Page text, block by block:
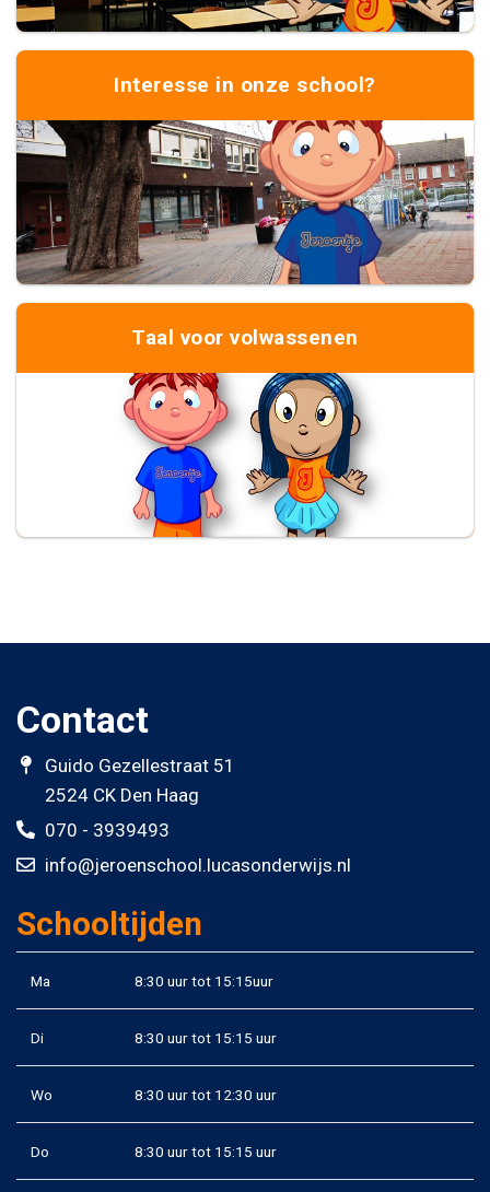
Interesse in onze school?
Taal voor volwassenen
Contact
Guido Gezellestraat 51
2524 CK Den Haag
070 - 3939493
info@jeroenschool.lucasonderwijs.nl
Schooltijden
Ma 8:30 uur tot 15:15uur
Di 8:30 uur tot 15:15 uur
Wo 8:30 uur tot 12:30 uur
Do 8:30 uur tot 15:15 uur